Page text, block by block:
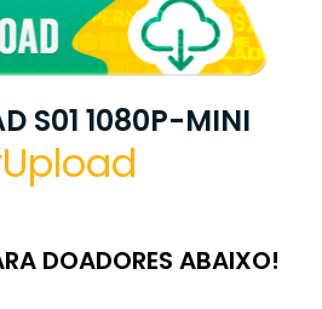
S01 1080P-MINI
DOADORES ABAIXO!